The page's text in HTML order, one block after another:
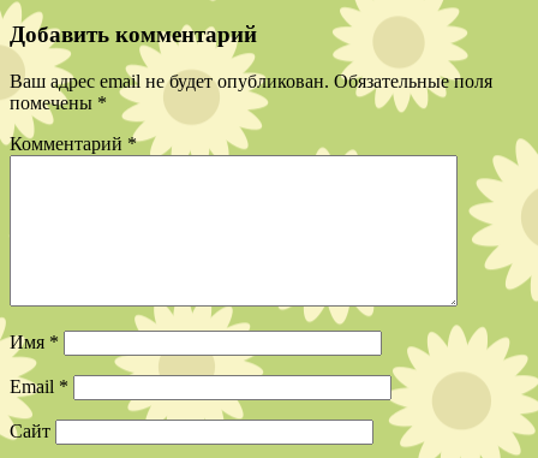
Добавить комментарий
Ваш адрес email не будет опубликован. Обязательные поля
помечены *
Комментарий *
Имя *
Email *
Сайт